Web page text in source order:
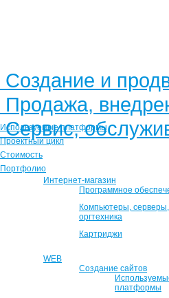
Создание и
Продажа,
Сервис,
Используемые платформы
Проектный цикл
Стоимость
Портфолио
Интернет-магазин
Программное
Компьютеры, серверы,
оргтехника
Картриджи
WEB
Создание сайтов
платформы